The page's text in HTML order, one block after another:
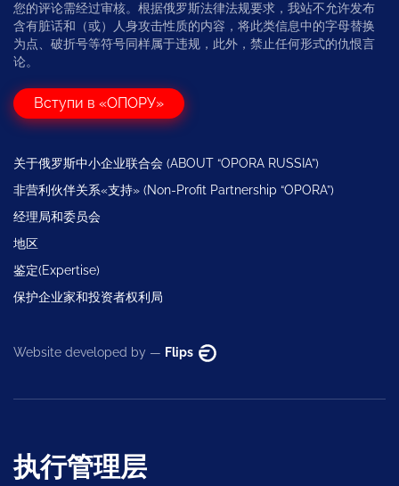
您的评论需经过审核。根据俄罗斯法律法规要求，我站不允许发布
含有脏话和（或）人身攻击性质的内容，将此类信息中的字母替换
为点、破折号等符号同样属于违规，此外，禁止任何形式的仇恨言
论。
Вступи в «ОПОРУ»
关于俄罗斯中小企业联合会 (ABOUT “OPORA RUSSIA”)
非营利伙伴关系«支持» (Non-Profit Partnership “OPORA”)
经理局和委员会
地区
鉴定(Expertise)
保护企业家和投资者权利局
Website developed by — Flips
执行管理层